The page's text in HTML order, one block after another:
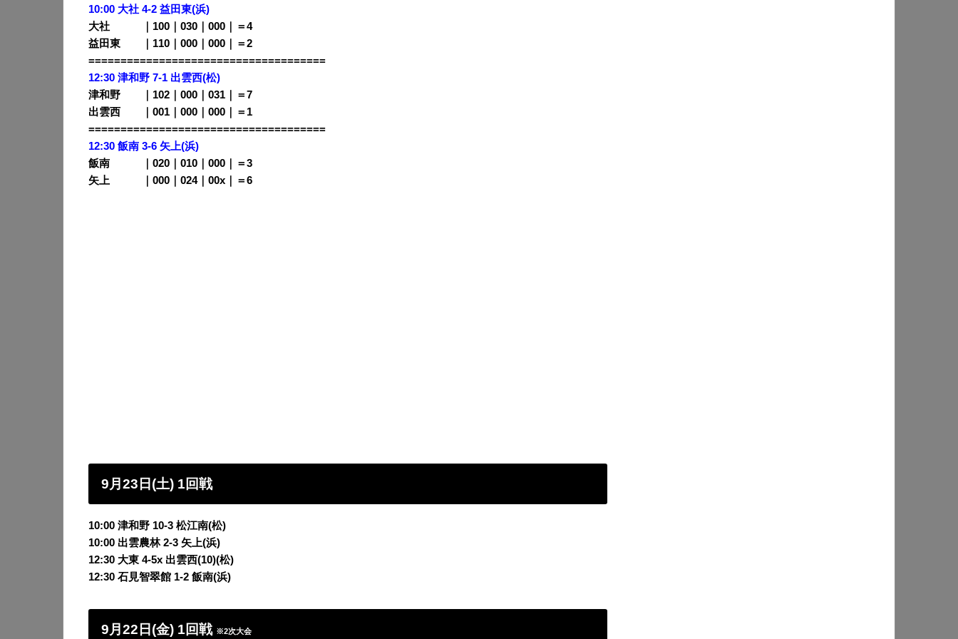
10:00 大社 4-2 益田東(浜)
大社 ｜100｜030｜000｜＝4
益田東 ｜110｜000｜000｜＝2
=====================================
12:30 津和野 7-1 出雲西(松)
津和野 ｜102｜000｜031｜＝7
出雲西 ｜001｜000｜000｜＝1
=====================================
12:30 飯南 3-6 矢上(浜)
飯南 ｜020｜010｜000｜＝3
矢上 ｜000｜024｜00x｜＝6
9月23日(土) 1回戦
10:00 津和野 10-3 松江南(松)
10:00 出雲農林 2-3 矢上(浜)
12:30 大東 4-5x 出雲西(10)(松)
12:30 石見智翠館 1-2 飯南(浜)
9月22日(金) 1回戦 ※2次大会